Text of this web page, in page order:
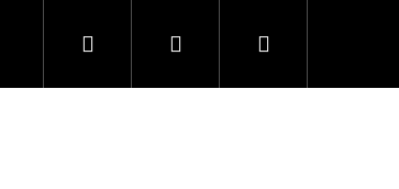
VÝPREDAJHľadať PrihlásenieNákupný